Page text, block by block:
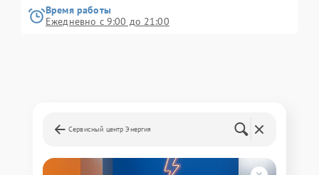
Время работы
Ежедневно с 9:00 до 21:00
Сервисный центр Энергия